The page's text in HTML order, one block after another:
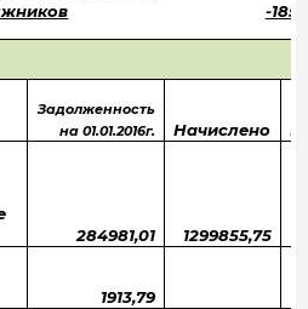
-
Задолженность
на 01.01.2016г.
Начислено
284981,01 1299855,75
1913,79